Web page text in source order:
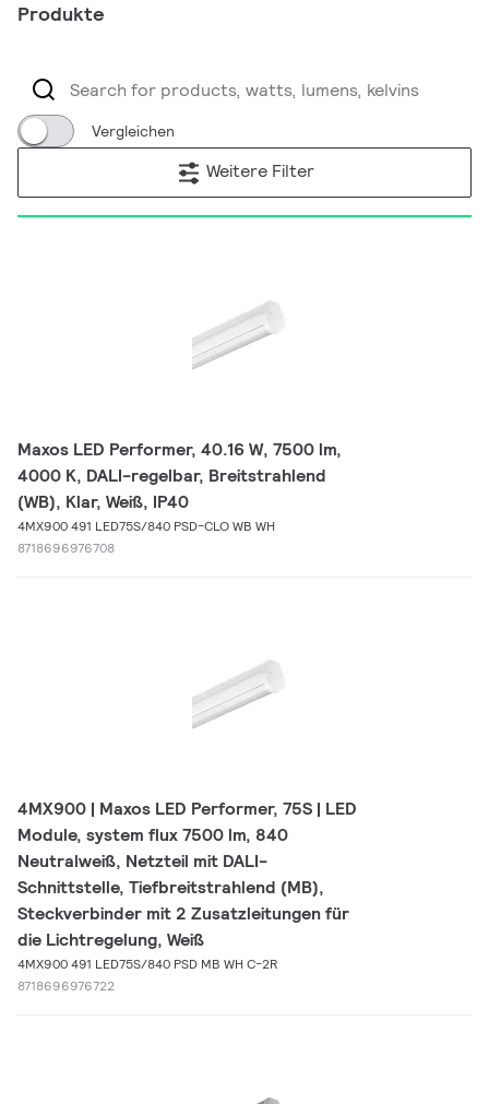
Produkte
Vergleichen
Weitere Filter
Maxos LED Performer, 40.16 W, 7500 lm,
4000 K, DALI-regelbar, Breitstrahlend
(WB), Klar, Weiß, IP40
4MX900 491 LED75S/840 PSD-CLO WB WH
8718696976708
4MX900 | Maxos LED Performer, 75S | LED
Module, system flux 7500 lm, 840
Neutralweiß, Netzteil mit DALI-
Schnittstelle, Tiefbreitstrahlend (MB),
Steckverbinder mit 2 Zusatzleitungen für
die Lichtregelung, Weiß
4MX900 491 LED75S/840 PSD MB WH C-2R
8718696976722